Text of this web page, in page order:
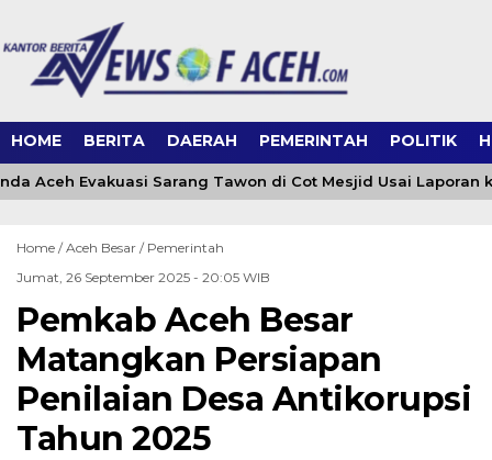
HOME BERITA DAERAH PEMERINTAH POLITIK
Aceh Evakuasi Sarang Tawon di Cot Mesjid Usai Laporan ke
Home /Aceh Besar / Pemerintah
Jumat, 26 September 2025 - 20:05 WIB
Pemkab Aceh Besar
Matangkan Persiapan
Penilaian Desa Antikorupsi
Tahun 2025